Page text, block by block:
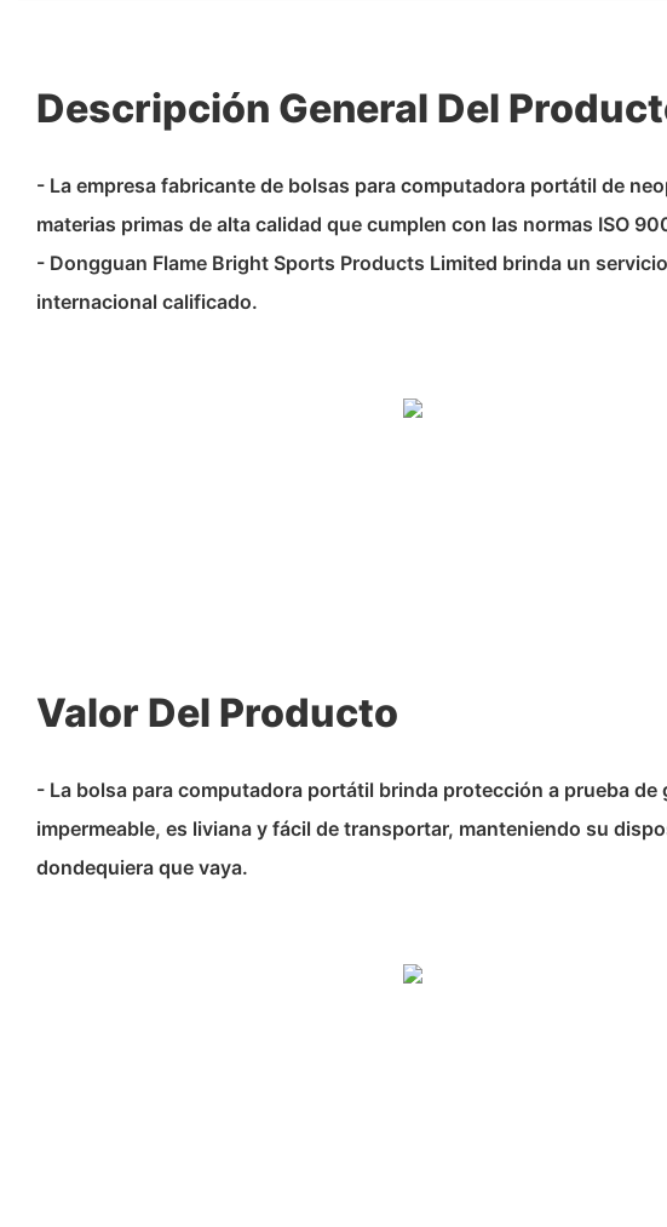
Descripción General Del
- La empresa fabricante de bolsas para computadora portátil de
materias primas de alta calidad que cumplen con las normas ISO
- Dongguan Flame Bright Sports Products Limited brinda un
internacional calificado.
Valor Del Producto
- La bolsa para computadora portátil brinda protección a prueba de
impermeable, es liviana y fácil de transportar, manteniendo su
dondequiera que vaya.